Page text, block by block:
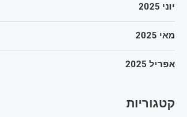
יוני 2025
מאי 2025
אפריל 2025
קטגוריות